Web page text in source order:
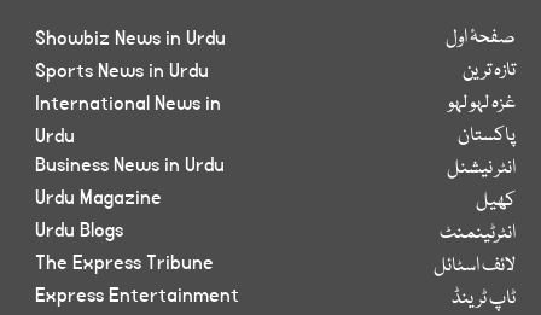
صفحۂ اول
تازہ ترین
غزہ لہو لہو
پاکستان
انٹر نیشنل
کھیل
انٹرٹینمنٹ
لائف اسٹائل
ٹاپ ٹرینڈ
Showbiz News in Urdu
Sports News in Urdu
International News in
Urdu
Business News in Urdu
Urdu Magazine
Urdu Blogs
The Express Tribune
Express Entertainment